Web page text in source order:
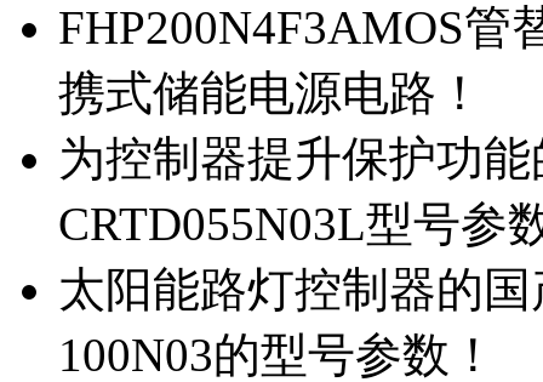
FHP200N4F3AMOS管
携式储能电源电路！
为控制器提升保护功
CRTD055N03L型号参
太阳能路灯控制器的
100N03的型号参数！